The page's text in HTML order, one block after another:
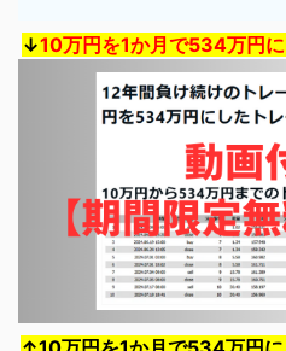
↓10万円を1か月で534万円